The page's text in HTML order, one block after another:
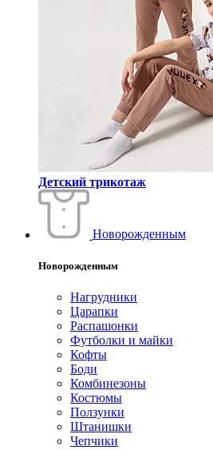
Детский трикотаж
Новорожденным
Новорожденным
Нагрудники
Царапки
Распашонки
Футболки и майки
Кофты
Боди
Комбинезоны
Костюмы
Ползунки
Штанишки
Чепчики